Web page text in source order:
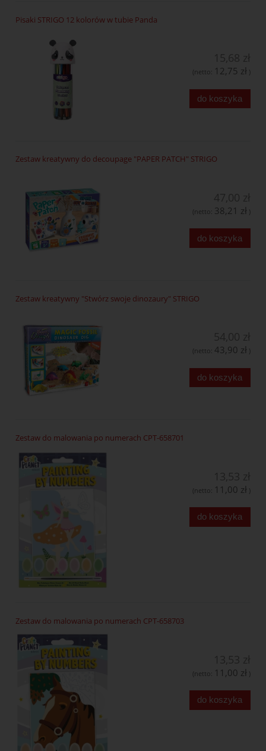
Pisaki STRIGO 12 kolorów w tubie Panda
(netto: 12,75 zł )
do koszyka
Zestaw kreatywny do decoupage "PAPER PATCH" STRIGO
(netto: 38,21 zł )
do koszyka
Zestaw kreatywny "Stwórz swoje dinozaury" STRIGO
(netto: 43,90 zł )
do koszyka
Zestaw do malowania po numerach CPT-658701
(netto: 11,00 zł )
do koszyka
Zestaw do malowania po numerach CPT-658703
(netto: 11,00 zł )
do koszyka